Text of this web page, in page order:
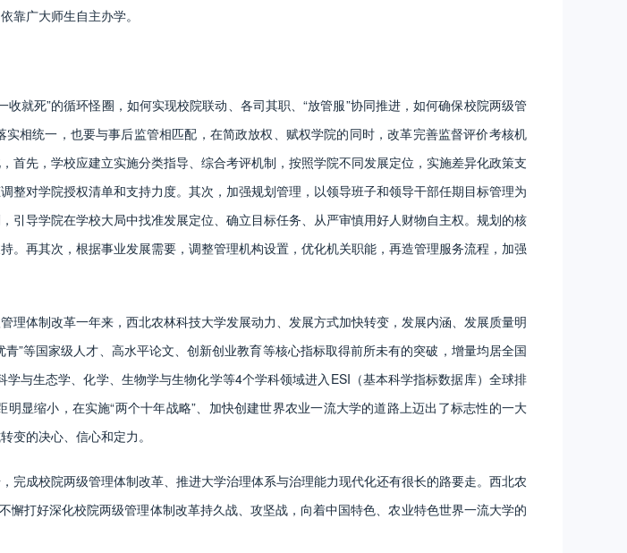
靠广大师生自主办学。
死”的循环怪圈，如何实现校院联动、各司其职、“放管服”协同推进，如何确保校院两级管
相统一，也要与事后监管相匹配，在简政放权、赋权学院的同时，改革完善监督评价考核机
先，学校应建立实施分类指导、综合考评机制，按照学院不同发展定位，实施差异化政策支
对学院授权清单和支持力度。其次，加强规划管理，以领导班子和领导干部任期目标管理为
导学院在学校大局中找准发展定位、确立目标任务、从严审慎用好人财物自主权。规划的核
再其次，根据事业发展需要，调整管理机构设置，优化机关职能，再造管理服务流程，加强
体制改革一年来，西北农林科技大学发展动力、发展方式加快转变，发展内涵、发展质量明
青”等国家级人才、高水平论文、创新创业教育等核心指标取得前所未有的突破，增量均居全国
与生态学、化学、生物学与生物化学等4个学科领域进入ESI（基本科学指标数据库）全球排
显缩小，在实施“两个十年战略”、加快创建世界农业一流大学的道路上迈出了标志性的一大
变的决心、信心和定力。
成校院两级管理体制改革、推进大学治理体系与治理能力现代化还有很长的路要走。西北农
打好深化校院两级管理体制改革持久战、攻坚战，向着中国特色、农业特色世界一流大学的